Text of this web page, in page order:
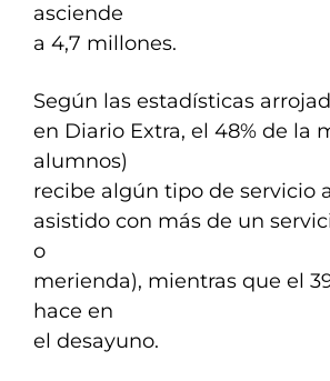
asciende
a 4,7 millones.
Según las estadísticas
en Diario Extra, el 48% de la
alumnos)
recibe algún tipo de servicio
asistido con más de un
o
merienda), mientras que el
hace en
el desayuno.